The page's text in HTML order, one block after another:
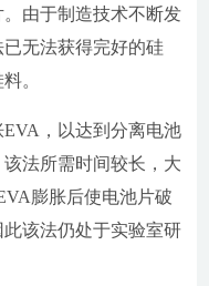
由于制造技术不断发
无法获得完好的硅
。
，以达到分离电池
法所需时间较长，大
膨胀后使电池片破
该法仍处于实验室研